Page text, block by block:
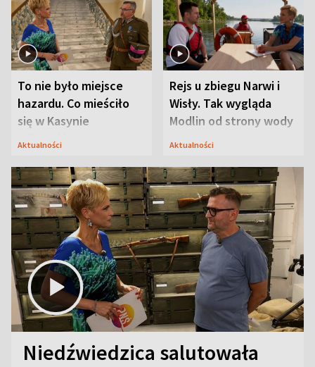
To nie było miejsce
hazardu. Co mieściło
się w Kasynie
Oficerskim?
Aktualności
Rejs u zbiegu Narwi i
Wisły. Tak wygląda
Modlin od strony wody
Aktualności
Niedźwiedzica salutowała